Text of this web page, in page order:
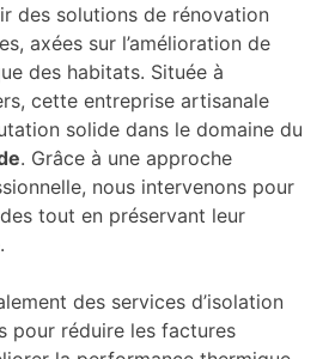
des solutions de rénovation
axées sur l’amélioration de
des habitats. Située à
cette entreprise artisanale
solide dans le domaine du
. Grâce à une approche
nous intervenons pour
tout en préservant leur
des services d’isolation
pour réduire les factures